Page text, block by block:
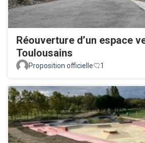
Réouverture d’un espace
Toulousains
Proposition officielle 1